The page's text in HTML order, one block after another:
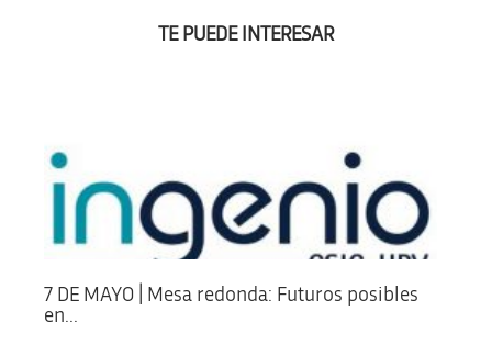
TE PUEDE INTERESAR
7 DE MAYO | Mesa redonda: Futuros posibles
en...